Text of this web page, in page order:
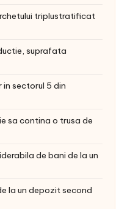
triplustratificat
suprafata
sectorul 5 din
sa contina o trusa de
de bani de la un
la un depozit second